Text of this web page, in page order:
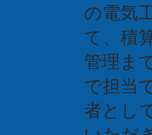
の電気
て、積
管理ま
で担当
者とし